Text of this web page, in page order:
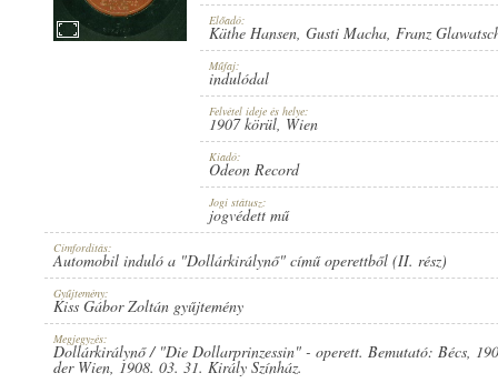
NO. 63090.
Előadó:
Käthe Hansen, Gusti Macha, Franz
Műfaj:
indulódal
Felvétel ideje és helye:
1907 körül, Wien
Kiadó:
Odeon Record
Jogi státusz:
jogvédett mű
Címfordítás:
Automobil induló a "Dollárkirálynő" című operettből (II. rész)
Gyűjtemény:
Kiss Gábor Zoltán gyűjtemény
Megjegyzés:
Dollárkirálynő / "Die Dollarprinzessin" - operett. Bemutató: Bécs,
der Wien, 1908. 03. 31. Király Színház.